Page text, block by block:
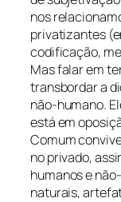
nos
privatizantes
codificação,
Mas falar em
transbordar a
não-humano.
está em
Comum
no privado,
humanos e
naturais,